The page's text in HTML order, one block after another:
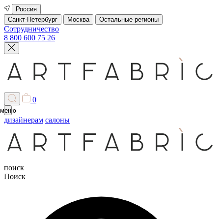
Россия
Санкт-Петербург
Москва Остальные регионы
Сотрудничество
8 800 600 75 26
0
меню
дизайнерам салоны
поиск
Поиск